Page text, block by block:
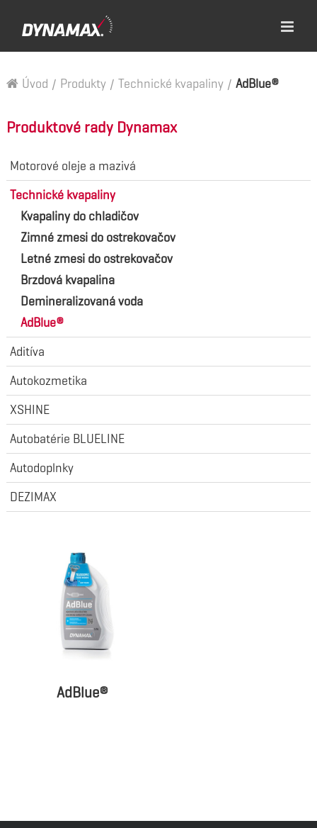
Úvod / Produkty / Technické kvapaliny / AdBlue®
AdBlue®
Produktové rady Dynamax
Motorové oleje a mazivá
Technické kvapaliny
Kvapaliny do chladičov
Zimné zmesi do ostrekovačov
Letné zmesi do ostrekovačov
Brzdová kvapalina
Demineralizovaná voda
AdBlue®
Aditíva
Autokozmetika
XSHINE
Autobatérie BLUELINE
Autodoplnky
DEZIMAX